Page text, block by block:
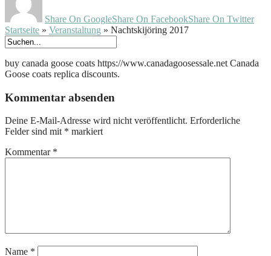
Share On GoogleShare On FacebookShare On Twitter
Startseite » Veranstaltung » Nachtskijöring 2017
buy canada goose coats https://www.canadagoosessale.net Canada
Goose coats replica discounts.
Kommentar absenden
Deine E-Mail-Adresse wird nicht veröffentlicht. Erforderliche
Felder sind mit * markiert
Kommentar *
Name *